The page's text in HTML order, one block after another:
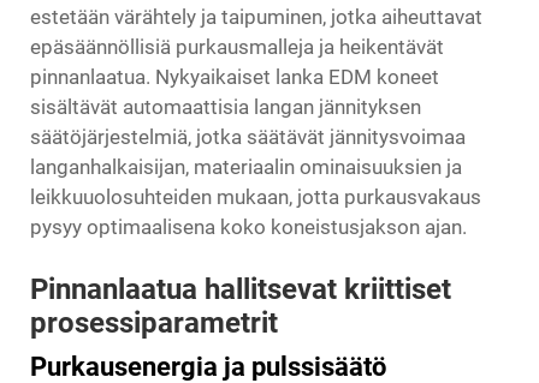
estetään värähtely ja taipuminen, jotka aiheuttavat
epäsäännöllisiä purkausmalleja ja heikentävät
pinnanlaatua. Nykyaikaiset lanka EDM koneet
sisältävät automaattisia langan jännityksen
säätöjärjestelmiä, jotka säätävät jännitysvoimaa
langanhalkaisijan, materiaalin ominaisuuksien ja
leikkuuolosuhteiden mukaan, jotta purkausvakaus
pysyy optimaalisena koko koneistusjakson ajan.
Pinnanlaatua hallitsevat kriittiset
prosessiparametrit
Purkausenergia ja pulssisäätö